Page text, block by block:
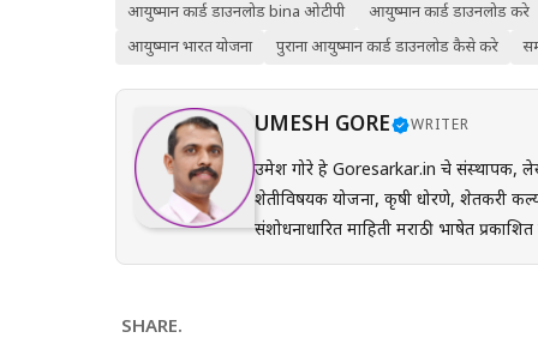
आयुष्मान कार्ड डाउनलोड bina ओटीपी
आयुष्मान कार्ड डाउनलोड करे
आयुष्मान भारत योजना
पुराना आयुष्मान कार्ड डाउनलोड कैसे करे
UMESH GORE WRITER
उमेश गोरे हे Goresarkar.in चे संस्थापक,
शेतीविषयक योजना, कृषी धोरणे, शेतकरी
संशोधनाधारित माहिती मराठी भाषेत प्रकाशित करतात. प्रत्येक लेख तयार करताना अधिकृत सरकारी
(GR), अधिसूचना, विभागीय परिपत्रके आणि
नागरिकांपर्यंत विश्वासार्ह, अद्ययावत आणि
SHARE.